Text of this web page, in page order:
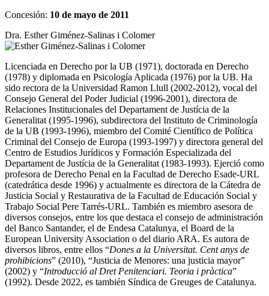
Concesión: 10 de mayo de 2011
Dra. Esther Giménez-Salinas i Colomer
Licenciada en Derecho por la UB (1971), doctorada en Derecho
(1978) y diplomada en Psicología Aplicada (1976) por la UB. Ha
sido rectora de la Universidad Ramon Llull (2002-2012), vocal del
Consejo General del Poder Judicial (1996-2001), directora de
Relaciones Institucionales del Departament de Justícia de la
Generalitat (1995-1996), subdirectora del Instituto de Criminología
de la UB (1993-1996), miembro del Comité Científico de Política
Criminal del Consejo de Europa (1993-1997) y directora general del
Centro de Estudios Jurídicos y Formación Especializada del
Departament de Justícia de la Generalitat (1983-1993). Ejerció como
profesora de Derecho Penal en la Facultad de Derecho Esade-URL
(catedrática desde 1996) y actualmente es directora de la Cátedra de
Justicia Social y Restaurativa de la Facultad de Educación Social y
Trabajo Social Pere Tarrés-URL. También es miembro asesora de
diversos consejos, entre los que destaca el consejo de administración
del Banco Santander, el de Endesa Catalunya, el Board de la
European University Association o del diario ARA. Es autora de
diversos libros, entre ellos “Dones a la Universitat. Cent anys de
prohibicions” (2010), “Justicia de Menores: una justicia mayor”
(2002) y “Introducció al Dret Penitenciari. Teoria i pràctica”
(1992). Desde 2022, es también Síndica de Greuges de Catalunya.